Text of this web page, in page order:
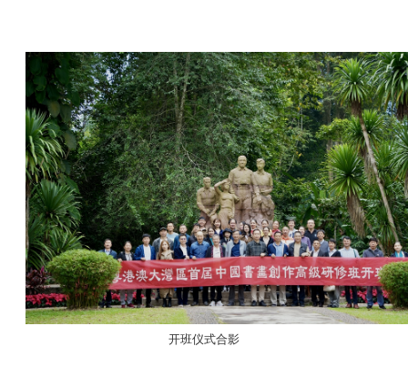
开班仪式合影